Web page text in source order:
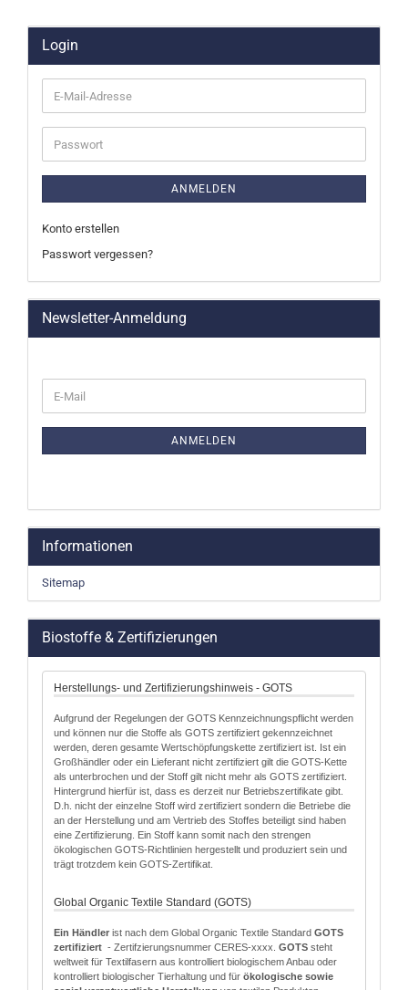
Login
E-
Mail-
Adresse
Passwort
ANMELDEN
Konto erstellen
Passwort vergessen?
Newsletter-Anmeldung
ZUR
E-
Mail
ANMELDEN
Informationen
Sitemap
Biostoffe & Zertifizierungen
Herstellungs- und Zertifizierungshinweis - GOTS
Aufgrund der Regelungen der GOTS Kennzeichnungspflicht werden
und können nur die Stoffe als GOTS zertifiziert gekennzeichnet
werden, deren gesamte Wertschöpfungskette zertifiziert ist. Ist ein
Großhändler oder ein Lieferant nicht zertifiziert gilt die GOTS-Kette
als unterbrochen und der Stoff gilt nicht mehr als GOTS zertifiziert.
Hintergrund hierfür ist, dass es derzeit nur Betriebszertifikate gibt.
D.h. nicht der einzelne Stoff wird zertifiziert sondern die Betriebe die
an der Herstellung und am Vertrieb des Stoffes beteiligt sind haben
eine Zertifizierung. Ein Stoff kann somit nach den strengen
ökologischen GOTS-Richtlinien hergestellt und produziert sein und
trägt trotzdem kein GOTS-Zertifikat.
Global Organic Textile Standard (GOTS)
Ein Händler ist nach dem Global Organic Textile Standard GOTS
zertifiziert - Zertifzierungsnummer CERES-xxxx. GOTS steht
weltweit für Textilfasern aus kontrolliert biologischem Anbau oder
kontrolliert biologischer Tierhaltung und für ökologische sowie